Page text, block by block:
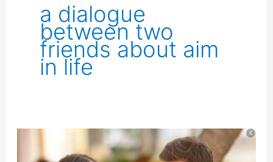
a dialogue
between two
friends about aim
in life
between